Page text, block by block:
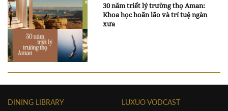
30 năm triết lý trường thọ Aman:
Khoa học hoãn lão và trí tuệ ngàn
xưa
DINING LIBRARY
LUXUO VODCAST